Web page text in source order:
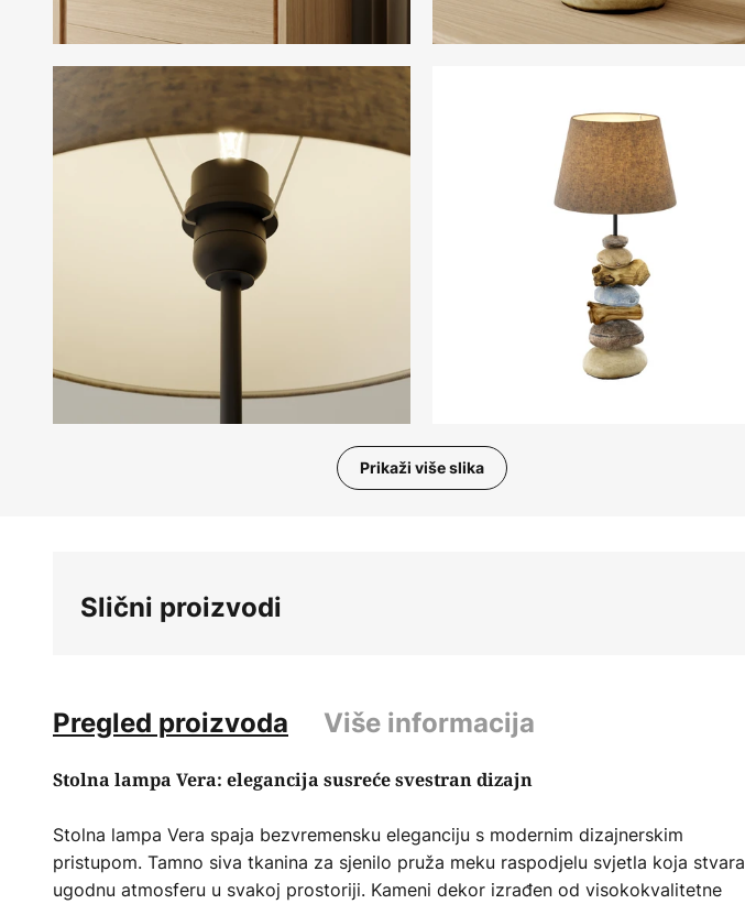
Prikaži više slika
Slični proizvodi
Pregled proizvoda Više informacija
Stolna lampa Vera: elegancija susreće svestran dizajn
Stolna lampa Vera spaja bezvremensku eleganciju s modernim dizajnerskim
pristupom. Tamno siva tkanina za sjenilo pruža meku raspodjelu svjetla koja stvara
ugodnu atmosferu u svakoj prostoriji. Kameni dekor izrađen od visokokvalitetne